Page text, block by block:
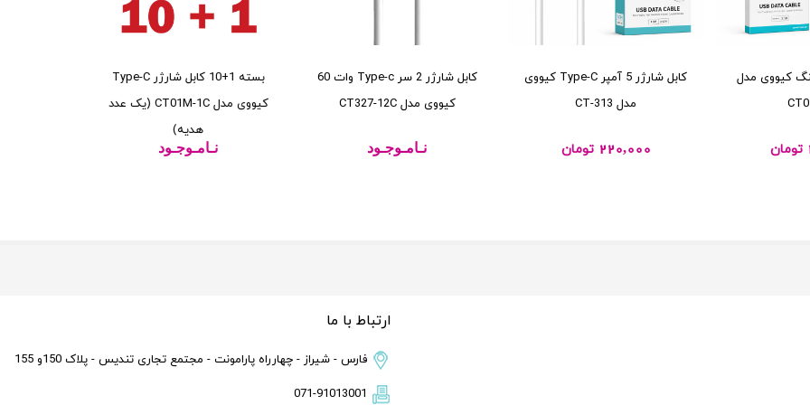
کیووی مدل
تومان
کابل شارژر 5 آمپر Type-C کيووی
مدل CT-313
220,000 تومان
کابل شارژر 2 سر Type-c وات 60
کيووی مدل CT327-12C
نـامـوجـود
بسته 1+10 کابل شارژر Type-C
کیووی مدل CT01M-1C (یک عدد
هدیه)
نـامـوجـود
ارتباط با ما
فارس - شیراز - چهارراه پارامونت - مجتمع تجاری تندیس - پلاک 150و 155